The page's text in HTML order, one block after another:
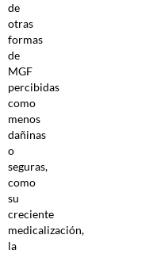
de
otras
formas
de
MGF
percibidas
como
menos
dañinas
o
seguras,
como
su
creciente
medicalización,
la